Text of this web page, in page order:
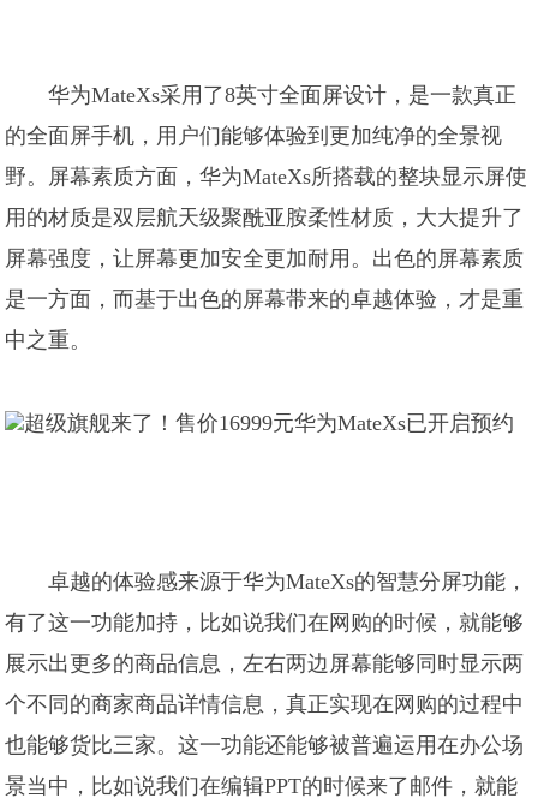
华为MateXs采用了8英寸全面屏设计，是一款真正
的全面屏手机，用户们能够体验到更加纯净的全景视
野。屏幕素质方面，华为MateXs所搭载的整块显示屏使
用的材质是双层航天级聚酰亚胺柔性材质，大大提升了
屏幕强度，让屏幕更加安全更加耐用。出色的屏幕素质
是一方面，而基于出色的屏幕带来的卓越体验，才是重
中之重。
卓越的体验感来源于华为MateXs的智慧分屏功能，
有了这一功能加持，比如说我们在网购的时候，就能够
展示出更多的商品信息，左右两边屏幕能够同时显示两
个不同的商家商品详情信息，真正实现在网购的过程中
也能够货比三家。这一功能还能够被普遍运用在办公场
景当中，比如说我们在编辑PPT的时候来了邮件，就能